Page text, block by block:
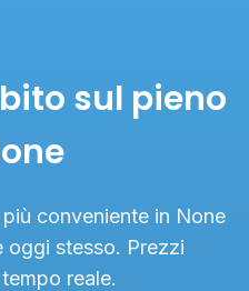
sul pieno
conveniente in None
oggi stesso. Prezzi
reale.